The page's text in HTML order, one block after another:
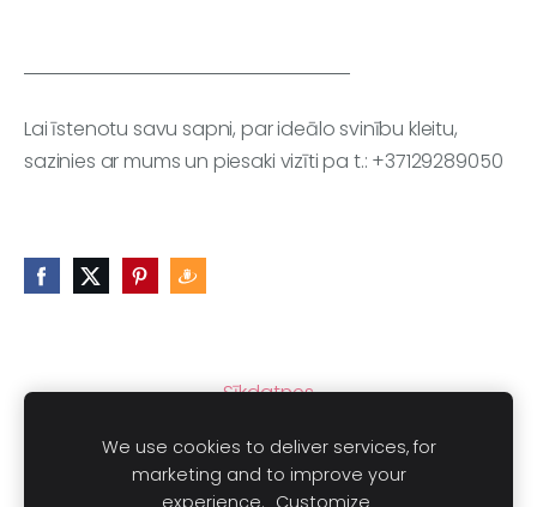
Lai īstenotu savu sapni, par ideālo svinību kleitu,
sazinies ar mums un piesaki vizīti pa t.: +37129289050
Sīkdatnes
We use cookies to deliver services, for
marketing and to improve your
experience. Customize